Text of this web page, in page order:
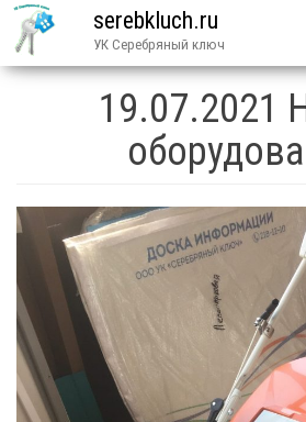
serebkluch.ru
УК Серебряный ключ
19.07.2021